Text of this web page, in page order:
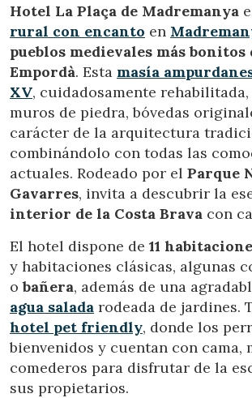
Hotel La Plaça de Madremanya
rural con encanto en
pueblos medievales más bonitos
Empordà. Esta masía
XV, cuidadosamente
muros de piedra, bóvedas
carácter de la arquitectura
combinándolo con todas las
actuales. Rodeado por el Parque
Gavarres, invita a descubrir la
interior de la Costa Brava con
El hotel dispone de 11
y habitaciones clásicas, algunas
obañera, además de una
agua salada rodeada de jardines.
hotel pet friendly, donde los
bienvenidos y cuentan con cama,
comederos para disfrutar de la
sus propietarios.
Modificar cookies